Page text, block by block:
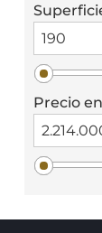
Precio